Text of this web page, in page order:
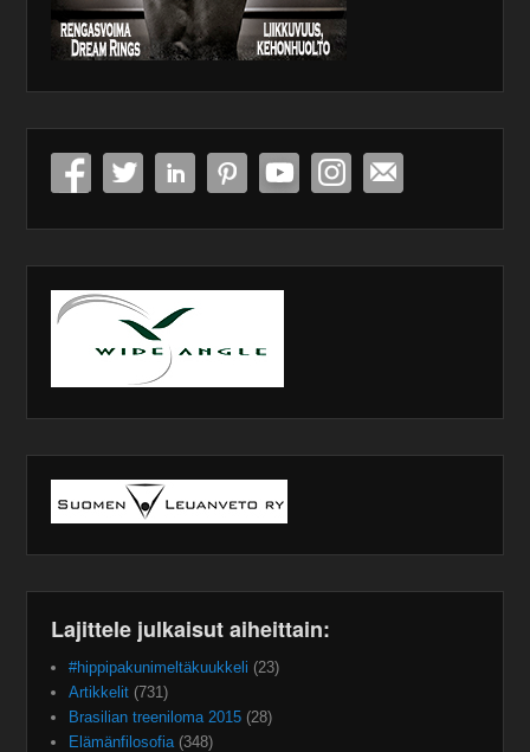
Lajittele julkaisut aiheittain:
#hippipakunimeltäkuukkeli (23)
Artikkelit (731)
Brasilian treeniloma 2015 (28)
Elämänfilosofia (348)